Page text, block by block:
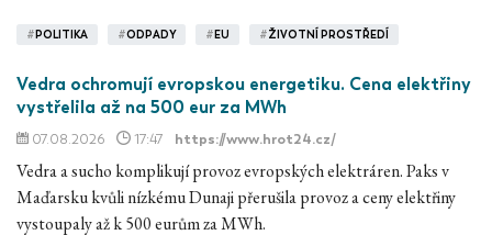
# POLITIKA #ODPADY # EU #ŽIVOTNÍ PROSTŘEDÍ
Vedra ochromují evropskou energetiku. Cena elektřiny
vystřelila až na 500 eur za MWh
07.08.2026 17:47 https://www.hrot24.cz/
Vedra a sucho komplikují provoz evropských elektráren. Paks v
Maďarsku kvůli nízkému Dunaji přerušila provoz a ceny elektřiny
vystoupaly až k 500 eurům za MWh.